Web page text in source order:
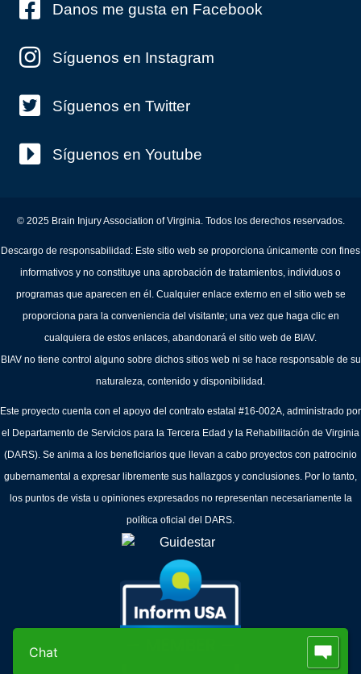
Danos me gusta en Facebook
Síguenos en Instagram
Síguenos en Twitter
Síguenos en Youtube
© 2025 Brain Injury Association of Virginia. Todos los derechos reservados.
Descargo de responsabilidad: Este sitio web se proporciona únicamente con fines
informativos y no constituye una aprobación de tratamientos, individuos o
programas que aparecen en él. Cualquier enlace externo en el sitio web se
proporciona para la conveniencia del visitante; una vez que haga clic en
cualquiera de estos enlaces, abandonará el sitio web de BIAV.
BIAV no tiene control alguno sobre dichos sitios web ni se hace responsable de su
naturaleza, contenido y disponibilidad.
Este proyecto cuenta con el apoyo del contrato estatal #16-002A, administrado por
el Departamento de Servicios para la Tercera Edad y la Rehabilitación de Virginia
(DARS). Se anima a los beneficiarios que llevan a cabo proyectos con patrocinio
gubernamental a expresar libremente sus hallazgos y conclusiones. Por lo tanto,
los puntos de vista u opiniones expresados no representan necesariamente la
política oficial del DARS.
Chat